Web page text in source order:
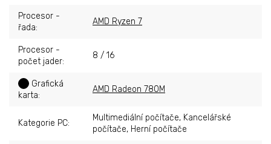
Procesor -
řada:
AMD Ryzen 7
Procesor -
počet jader:
8 / 16
Grafická
karta:
AMD Radeon 780M
Kategorie PC:
Multimediální počítače, Kancelářské
počítače, Herní počítače